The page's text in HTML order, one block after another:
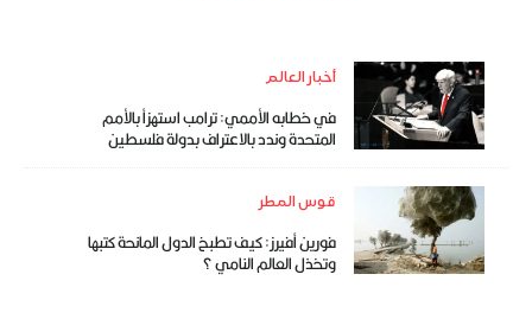
أخبار العالم
في خطابه الأممي: ترامب استهزأ بالأمم
المتحدة وندد بالاعتراف بدولة فلسطين
قوس المطر
فورين أفيرز: كيف تطبخ الدول المانحة كتبها
وتخذل العالم النامي ؟